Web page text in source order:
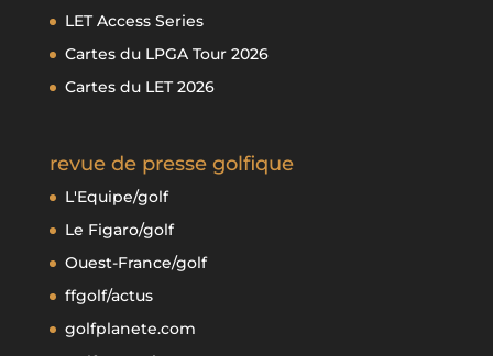
LET Access Series
Cartes du LPGA Tour 2026
Cartes du LET 2026
revue de presse golfique
L'Equipe/golf
Le Figaro/golf
Ouest-France/golf
ffgolf/actus
golfplanete.com